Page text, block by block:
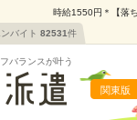
時給1550円＊【落
バイト 82531件
バランスが叶う
関東版